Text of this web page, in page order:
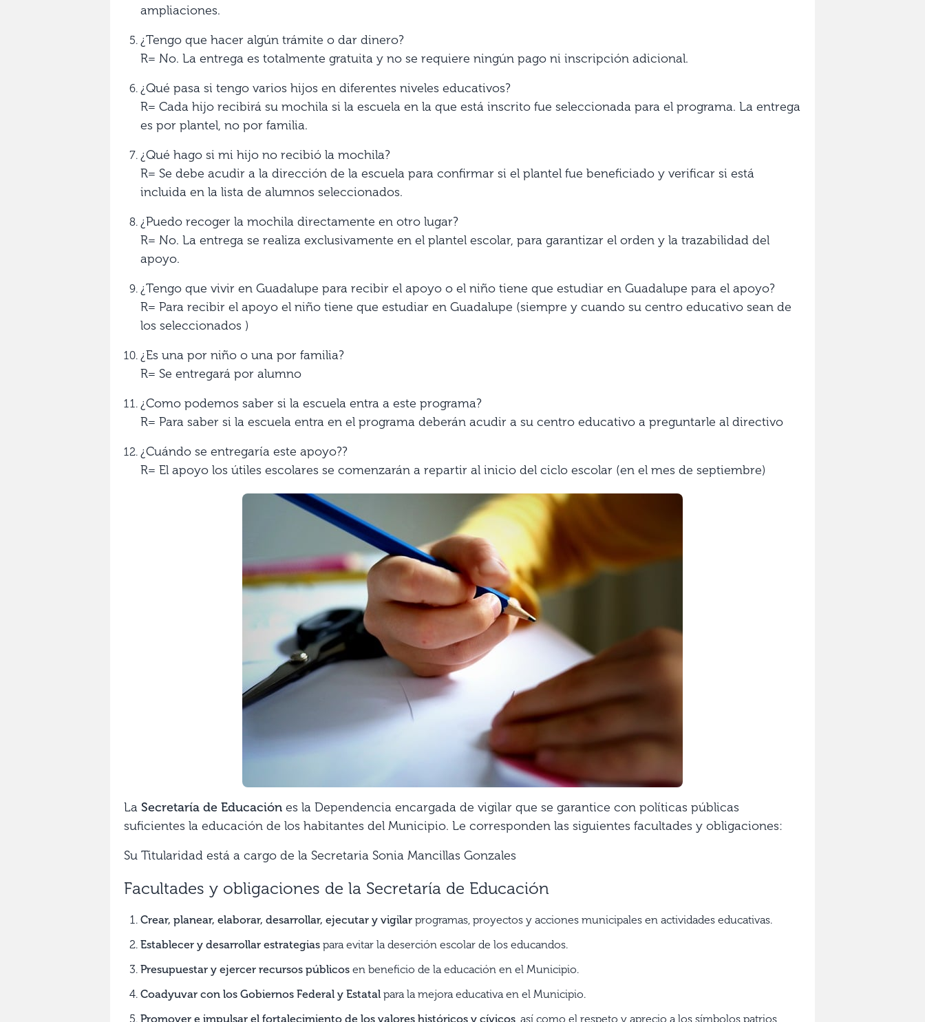
ampliaciones.
¿Tengo que hacer algún trámite o dar dinero?
R= No. La entrega es totalmente gratuita y no se requiere ningún pago ni inscripción adicional.
¿Qué pasa si tengo varios hijos en diferentes niveles educativos?
R= Cada hijo recibirá su mochila si la escuela en la que está inscrito fue seleccionada para el programa. La entrega
es por plantel, no por familia.
¿Qué hago si mi hijo no recibió la mochila?
R= Se debe acudir a la dirección de la escuela para confirmar si el plantel fue beneficiado y verificar si está
incluida en la lista de alumnos seleccionados.
¿Puedo recoger la mochila directamente en otro lugar?
R= No. La entrega se realiza exclusivamente en el plantel escolar, para garantizar el orden y la trazabilidad del
apoyo.
¿Tengo que vivir en Guadalupe para recibir el apoyo o el niño tiene que estudiar en Guadalupe para el apoyo?
R= Para recibir el apoyo el niño tiene que estudiar en Guadalupe (siempre y cuando su centro educativo sean de
los seleccionados )
¿Es una por niño o una por familia?
R= Se entregará por alumno
¿Como podemos saber si la escuela entra a este programa?
R= Para saber si la escuela entra en el programa deberán acudir a su centro educativo a preguntarle al directivo
¿Cuándo se entregaría este apoyo??
R= El apoyo los útiles escolares se comenzarán a repartir al inicio del ciclo escolar (en el mes de septiembre)
La Secretaría de Educación es la Dependencia encargada de vigilar que se garantice con políticas públicas
suficientes la educación de los habitantes del Municipio. Le corresponden las siguientes facultades y obligaciones:
Su Titularidad está a cargo de la Secretaria Sonia Mancillas Gonzales
Facultades y obligaciones de la Secretaría de Educación
Crear, planear, elaborar, desarrollar, ejecutar y vigilar programas, proyectos y acciones municipales en actividades educativas.
Establecer y desarrollar estrategias para evitar la deserción escolar de los educandos.
Presupuestar y ejercer recursos públicos en beneficio de la educación en el Municipio.
Coadyuvar con los Gobiernos Federal y Estatal para la mejora educativa en el Municipio.
Promover e impulsar el fortalecimiento de los valores históricos y cívicos , así como el respeto y aprecio a los símbolos patrios